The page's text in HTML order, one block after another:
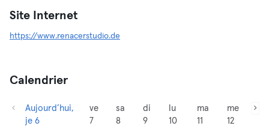
Site Internet
https://www.renacerstudio.de
Calendrier
Aujourd’hui,
je 6
ve
7
sa
8
di
9
lu
10
ma
11
me
12